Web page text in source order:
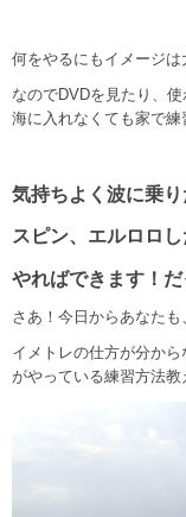
何をやるにもイメージは
なのでDVDを見たり、
海に入れなくても家で練
気持ちよく波に乗り
スピン、エルロロ
やればできます！
さあ！今日からあなた
イメトレの仕方が分か
がやっている練習方法教